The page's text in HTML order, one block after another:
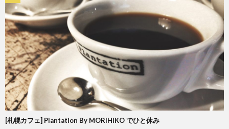
[札幌カフェ] Plantation By MORIHIKO でひと休み